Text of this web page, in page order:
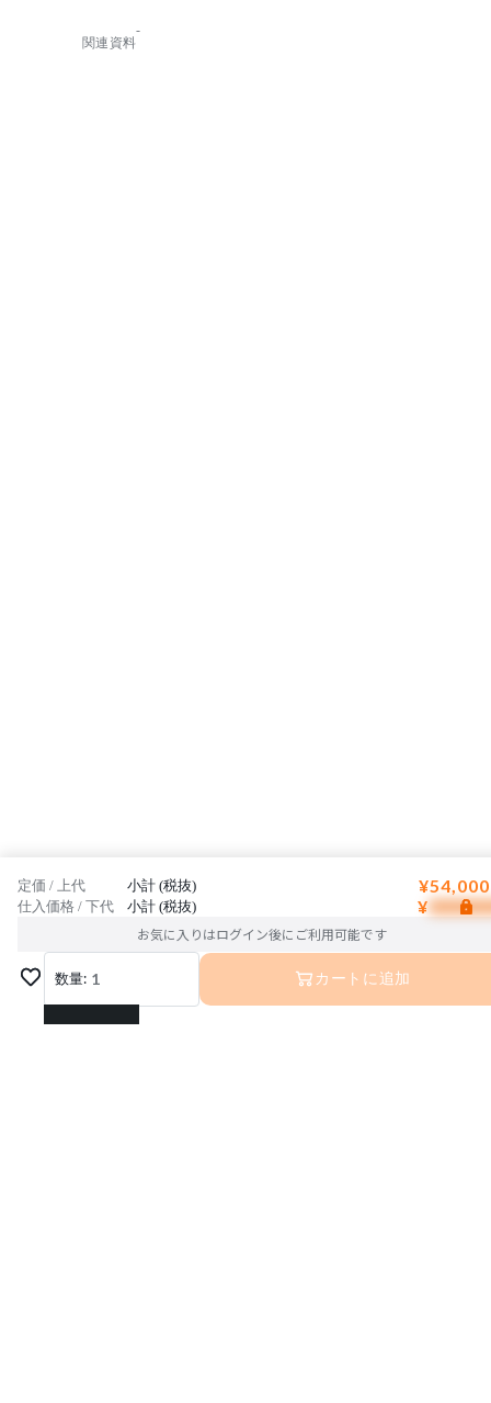
定格周波数：50/60Hz
関連資料
-
定価 / 上代 小計 (税抜)
仕入価格 / 下代 小計 (税抜) ¥
お気に入りはログイン後にご利用可能です
数量: 1
1
カートに追加